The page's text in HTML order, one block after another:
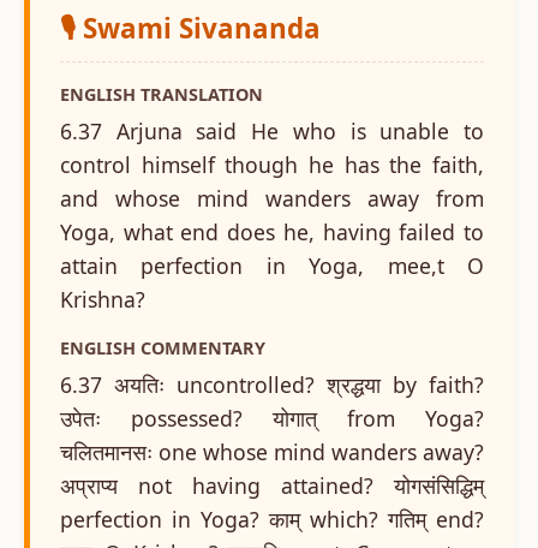
🎙️ Swami Sivananda
ENGLISH TRANSLATION
6.37 Arjuna said He who is unable to
control himself though he has the faith,
and whose mind wanders away from
Yoga, what end does he, having failed to
attain perfection in Yoga, mee,t O
Krishna?
ENGLISH COMMENTARY
6.37 अयतिः uncontrolled? श्रद्धया by faith?
उपेतः possessed? योगात् from Yoga?
चलितमानसः one whose mind wanders away?
अप्राप्य not having attained? योगसंसिद्धिम्
perfection in Yoga? काम् which? गतिम् end?